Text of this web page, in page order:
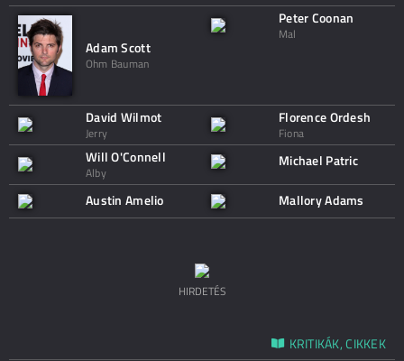
Adam Scott
Ohm Bauman
Peter Coonan
Mal
David Wilmot
Jerry
Florence Ordesh
Fiona
Will O'Connell
Alby
Michael Patric
Austin Amelio Mallory Adams
HIRDETÉS
KRITIKÁK, CIKKEK